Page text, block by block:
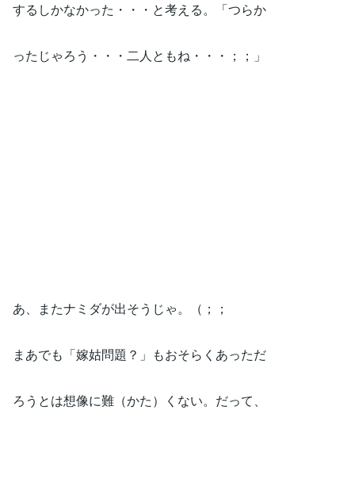
するしかなかった・・・と考える。「つらか
ったじゃろう・・・二人ともね・・・；；」
あ、またナミダが出そうじゃ。（；；
まあでも「嫁姑問題？」もおそらくあっただ
ろうとは想像に難（かた）くない。だって、